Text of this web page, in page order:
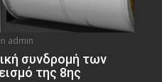
admin
συνδρομή των
της 8ης